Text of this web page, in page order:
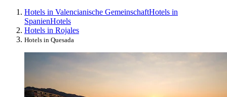
Hotels in Valencianische GemeinschaftHotels in
SpanienHotels
Hotels in Rojales
Hotels in Quesada